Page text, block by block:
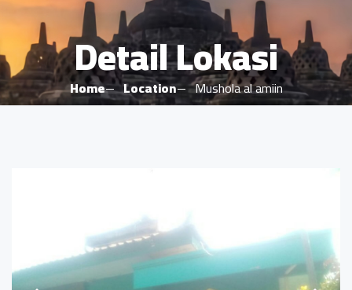
Detail Lokasi
Home Location Mushola al amiin